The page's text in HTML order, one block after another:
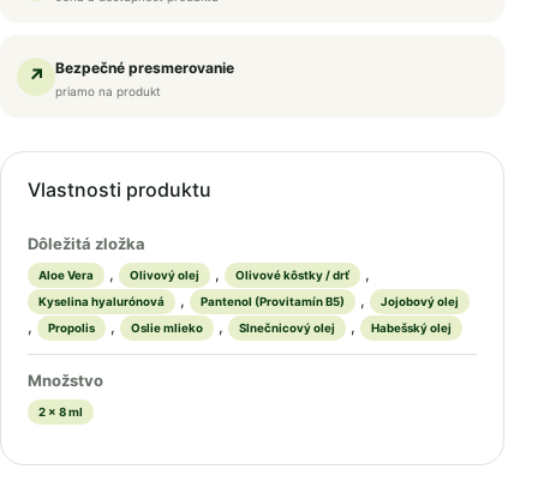
↗ Bezpečné presmerovanie
priamo na produkt
Vlastnosti produktu
Dôležitá zložka
Aloe Vera , Olivový olej , Olivové kôstky / drť ,
Kyselina hyalurónová , Pantenol (Provitamín B5) , Jojobový olej
, Propolis , Oslie mlieko , Slnečnicový olej , Habešský olej
Množstvo
2 x 8 ml